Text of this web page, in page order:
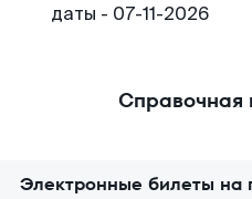
даты - 07-11-2026
Справочная
Электронные билеты на